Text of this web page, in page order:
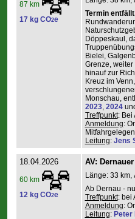
87 km
17 kg CO2e
Termin
Döppeskaul,
Bielei,
Grenze,
hinauf zur
Kreuz im
Monschau,
2023, 2024
Treffpunkt: Bei
Anmeldung:
Leitung: Jens
18.04.2026
60 km
12 kg CO2e
AV:
Länge: 33 km,
Ab Dernau -
Treffpunkt: bei
Anmeldung:
Leitung: Peter